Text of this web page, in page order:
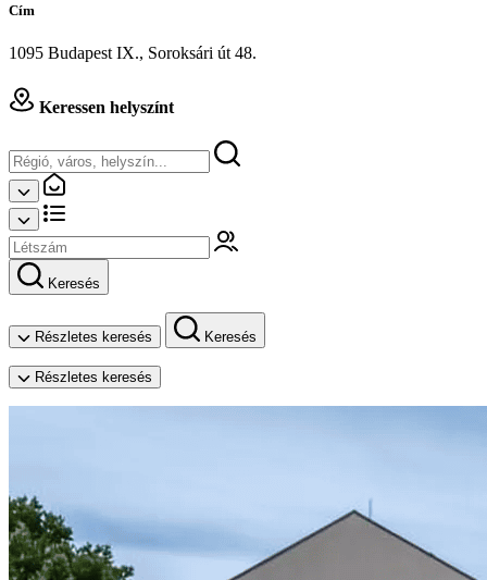
Cím
1095 Budapest IX., Soroksári út 48.
Keressen helyszínt
Keresés
Részletes keresés Keresés
Részletes keresés